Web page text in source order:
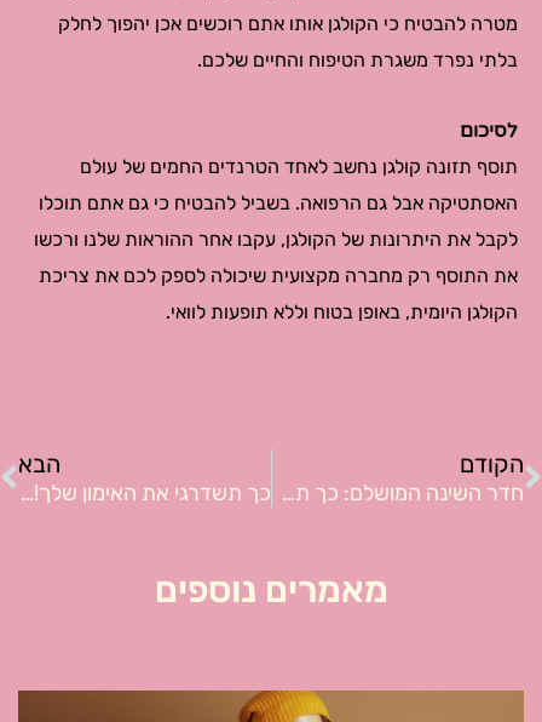
מטרה להבטיח כי הקולגן אותו אתם רוכשים אכן יהפוך לחלק
בלתי נפרד משגרת הטיפוח והחיים שלכם.
לסיכום
תוסף תזונה קולגן נחשב לאחד הטרנדים החמים של עולם
האסתטיקה אבל גם הרפואה. בשביל להבטיח כי גם אתם תוכלו
לקבל את היתרונות של הקולגן, עקבו אחר ההוראות שלנו ורכשו
את התוסף רק מחברה מקצועית שיכולה לספק לכם את צריכת
הקולגן היומית, באופן בטוח וללא תופעות לוואי.
קודם
הקודם
חדר השינה המושלם: כך תעשו את זה בעצמכן!
הבא
כך תשדרגי את האימון שלך! תחנות הרדיו שאת חייבת להכיר
מאמרים נוספים